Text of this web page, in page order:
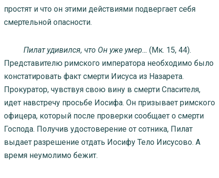
простят и что он этими действиями подвергает себя
смертельной опасности.
Пилат удивился, что Он уже умер… (Мк. 15, 44).
Представителю римского императора необходимо было
констатировать факт смерти Иисуса из Назарета.
Прокуратор, чувствуя свою вину в смерти Спасителя,
идет навстречу просьбе Иосифа. Он призывает римского
офицера, который после проверки сообщает о смерти
Господа. Получив удостоверение от сотника, Пилат
выдает разрешение отдать Иосифу Тело Иисусово. А
время неумолимо бежит.